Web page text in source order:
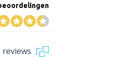
reviews